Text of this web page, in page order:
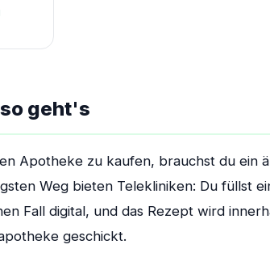
geht's
Apotheke zu kaufen, brauchst du ein
Weg bieten Telekliniken: Du füllst
Fall digital, und das Rezept wird
geschickt.